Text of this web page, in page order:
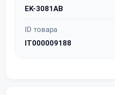
EK-3081AB
ID товара
IT000009188